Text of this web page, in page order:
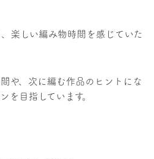
楽しい編み物時間を感じていた
や、次に編む作品のヒントにな
を目指しています。